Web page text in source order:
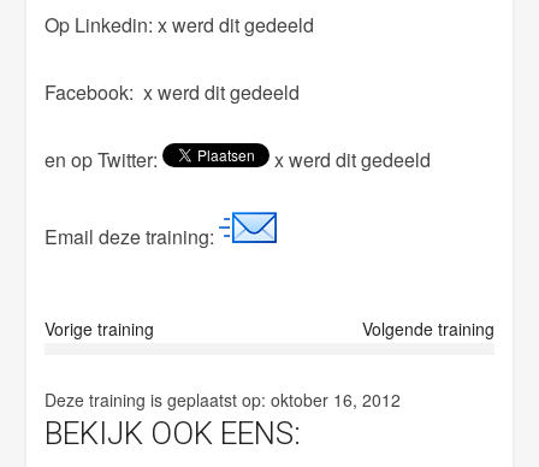
f
e
d
m
y
Op Linkedin:x werd dit gedeeld
Facebook: x werd dit gedeeld
en op Twitter: x werd dit gedeeld
Email deze training:
Vorige training Volgende training
Deze training is geplaatst op:oktober 16, 2012
BEKIJK OOK EENS: